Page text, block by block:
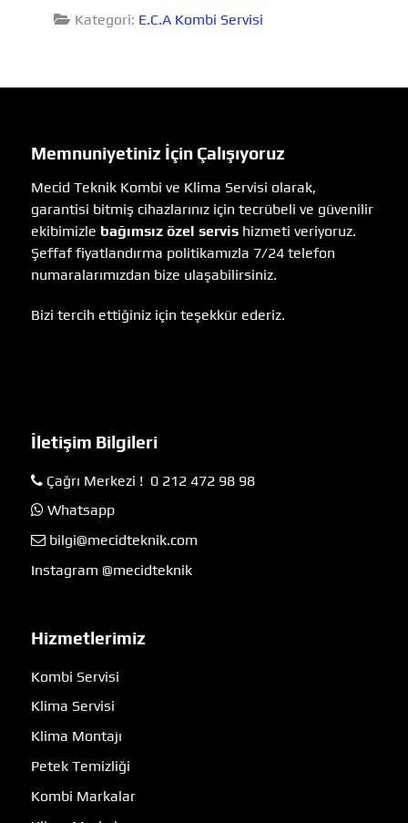
Kategori: E.C.A Kombi Servisi
Memnuniyetiniz İçin Çalışıyoruz
Mecid Teknik Kombi ve Klima Servisi olarak,
garantisi bitmiş cihazlarınız için tecrübeli ve güvenilir
ekibimizle bağımsız özel servis hizmeti veriyoruz.
Şeffaf fiyatlandırma politikamızla 7/24 telefon
numaralarımızdan bize ulaşabilirsiniz.
Bizi tercih ettiğiniz için teşekkür ederiz.
İletişim Bilgileri
Çağrı Merkezi ! 0 212 472 98 98
Whatsapp
bilgi@mecidteknik.com
Instagram @mecidteknik
Hizmetlerimiz
Kombi Servisi
Klima Servisi
Klima Montajı
Petek Temizliği
Kombi Markalar